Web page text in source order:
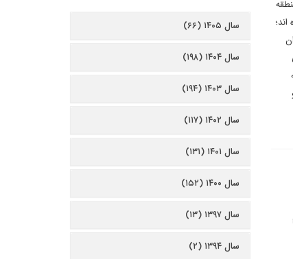
سال ۱۴۰۵ (۶۶)
سال ۱۴۰۴ (۱۹۸)
سال ۱۴۰۳ (۱۹۴)
سال ۱۴۰۲ (۱۱۷)
سال ۱۴۰۱ (۱۳۱)
سال ۱۴۰۰ (۱۵۲)
سال ۱۳۹۷ (۱۳)
سال ۱۳۹۴ (۲)